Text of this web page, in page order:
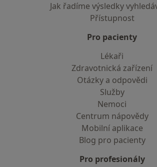
Jak řadíme výsledky
Přístupnost
Pro pacienty
Lékaři
Zdravotnická zařízení
Otázky a odpovědi
Služby
Nemoci
Centrum nápovědy
Mobilní aplikace
Blog pro pacienty
Pro profesionály